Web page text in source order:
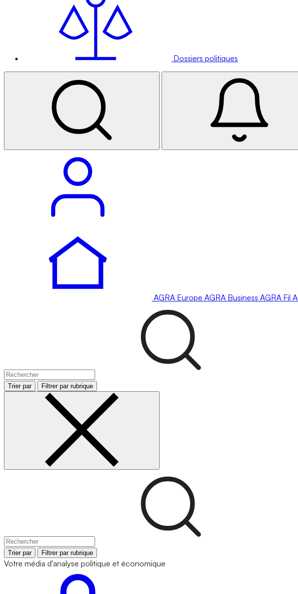
Dossiers politiques
AGRA Europe AGRA Business AGRA Fil
Trier par Filtrer par rubrique
Trier par Filtrer par rubrique
Votre média d'analyse politique et économique